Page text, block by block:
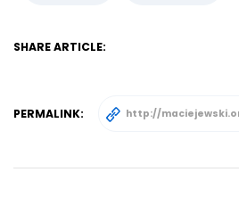
SHARE ARTICLE:
PERMALINK: